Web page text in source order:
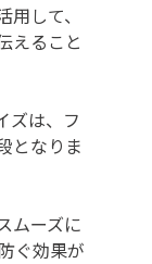
して、
えること
ズは、フ
となりま
ムーズに
ぐ効果が